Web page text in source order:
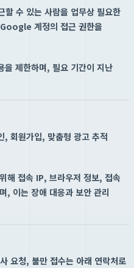
할 수 있는 사람을 업무상 필요한
계정의 접근 권한을
을 제한하며, 필요 기간이 지난
, 회원가입, 맞춤형 광고 추적
해 접속 IP, 브라우저 정보, 접속
, 이는 장애 대응과 보안 관리
요청, 불만 접수는 아래 연락처로